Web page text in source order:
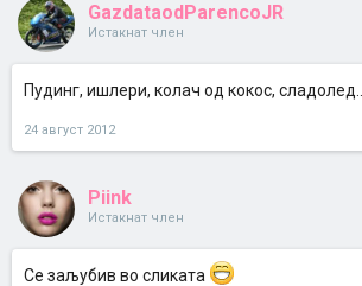
GazdataodParencoJR
Истакнат член
Пудинг, ишлери, колач од кокос, сладолед...
24 август 2012
Piink
Истакнат член
Се заљубив во сликата